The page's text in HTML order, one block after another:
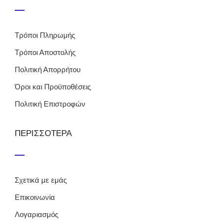
Τρόποι Πληρωμής
Τρόποι Αποστολής
Πολιτική Απορρήτου
Όροι και Προϋποθέσεις
Πολιτική Επιστροφών
ΠΕΡΙΣΣΟΤΕΡΑ
Σχετικά με εμάς
Επικοινωνία
Λογαριασμός